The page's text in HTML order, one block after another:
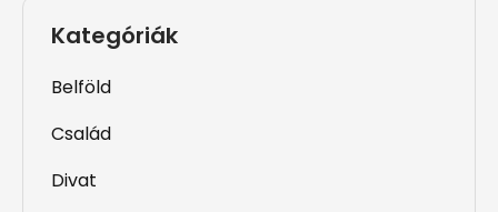
Kategóriák
Belföld
Család
Divat